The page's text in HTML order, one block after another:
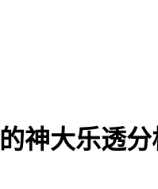
神大乐透